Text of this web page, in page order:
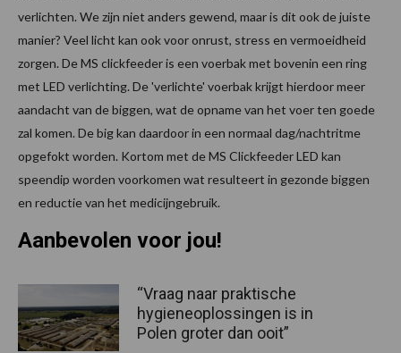
verlichten. We zijn niet anders gewend, maar is dit ook de juiste
manier? Veel licht kan ook voor onrust, stress en vermoeidheid
zorgen. De MS clickfeeder is een voerbak met bovenin een ring
met LED verlichting. De 'verlichte' voerbak krijgt hierdoor meer
aandacht van de biggen, wat de opname van het voer ten goede
zal komen. De big kan daardoor in een normaal dag/nachtritme
opgefokt worden. Kortom met de MS Clickfeeder LED kan
speendip worden voorkomen wat resulteert in gezonde biggen
en reductie van het medicijngebruik.
Aanbevolen voor jou!
“Vraag naar praktische
hygieneoplossingen is in
Polen groter dan ooit”